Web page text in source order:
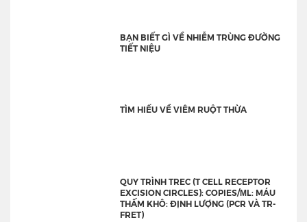
BẠN BIẾT GÌ VỀ NHIỄM TRÙNG ĐƯỜNG
TIẾT NIỆU
TÌM HIỂU VỀ VIÊM RUỘT THỪA
QUY TRÌNH TREC (T CELL RECEPTOR
EXCISION CIRCLES): COPIES/ΜL: MÁU
THẤM KHÔ: ĐỊNH LƯỢNG (PCR VÀ TR-
FRET)